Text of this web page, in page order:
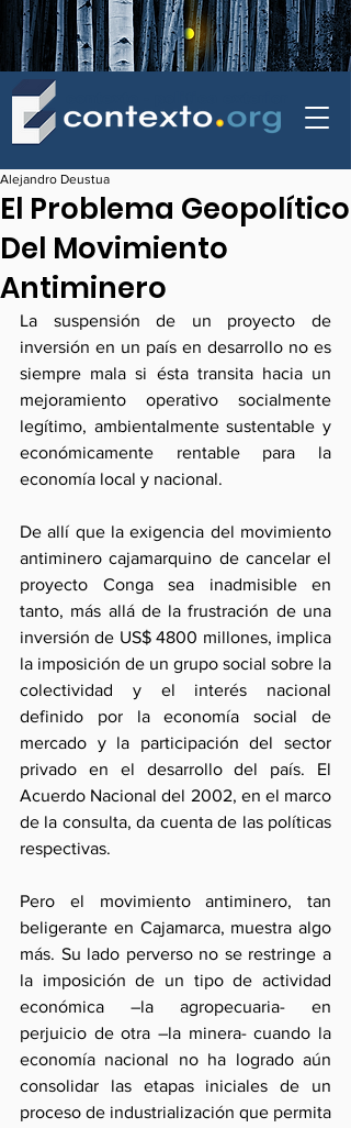
El Problema Geopolítico
Del Movimiento
Antiminero
Alejandro Deustua
La suspensión de un proyecto de
inversión en un país en desarrollo no es
siempre mala si ésta transita hacia un
mejoramiento operativo socialmente
legítimo, ambientalmente sustentable y
económicamente rentable para la
economía local y nacional.
De allí que la exigencia del movimiento
antiminero cajamarquino de cancelar el
proyecto Conga sea inadmisible en
tanto, más allá de la frustración de una
inversión de US$ 4800 millones, implica
la imposición de un grupo social sobre la
colectividad y el interés nacional
definido por la economía social de
mercado y la participación del sector
privado en el desarrollo del país. El
Acuerdo Nacional del 2002, en el marco
de la consulta, da cuenta de las políticas
respectivas.
Pero el movimiento antiminero, tan
beligerante en Cajamarca, muestra algo
más. Su lado perverso no se restringe a
la imposición de un tipo de actividad
económica –la agropecuaria- en
perjuicio de otra –la minera- cuando la
economía nacional no ha logrado aún
consolidar las etapas iniciales de un
proceso de industrialización que permita